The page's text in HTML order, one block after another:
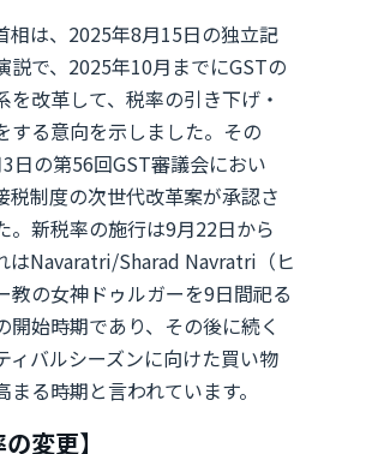
相は、2025年8月15日の独立記
説で、2025年10月までにGSTの
を改革して、税率の引き下げ・
する意向を示しました。その
日の第56回GST審議会におい
税制度の次世代改革案が承認さ
。新税率の施行は9月22日から
はNavaratri/Sharad Navratri（ヒ
教の女神ドゥルガーを9日間祀る
開始時期であり、その後に続く
ィバルシーズンに向けた買い物
まる時期と言われています。
の変更】